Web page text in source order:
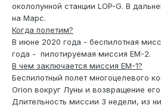
окололунной станции LOP-G. В
на Марс.
Когда полетим?
В июне 2020 года - беспилотная
года - пилотируемая миссия EM-2.
В чем заключается миссия EM-1?
Беспилотный полет многоцелевого
Orion вокруг Луны и возвращение
Длительность миссии 3 недели, из